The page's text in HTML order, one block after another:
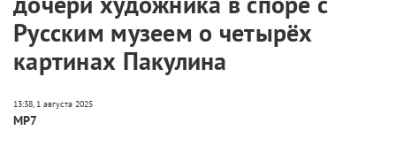
Русским музеем о четырёх
картинах Пакулина
МР7